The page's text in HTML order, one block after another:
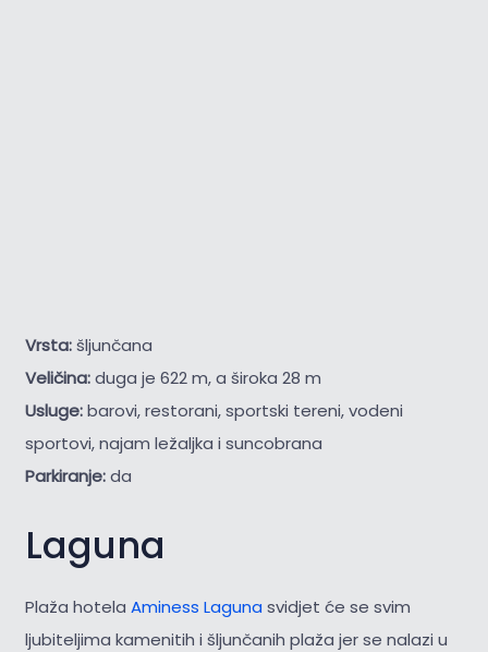
Vrsta:šljunčana
Veličina:duga je 622 m, a široka 28 m
Usluge:barovi, restorani, sportski tereni, vodeni
sportovi, najam ležaljka i suncobrana
Parkiranje:da
Laguna
Plaža hotela Aminess Laguna svidjet će se svim
ljubiteljima kamenitih i šljunčanih plaža jer se nalazi u